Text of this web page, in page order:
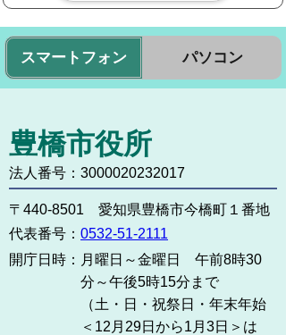
スマートフォン パソコン
豊橋市役所
法人番号：3000020232017
〒440-8501 愛知県豊橋市今橋町１番地
代表番号： 0532-51-2111
開庁日時： 月曜日～金曜日 午前8時30
分～午後5時15分まで
（土・日・祝祭日・年末年始
＜12月29日から1月3日＞は